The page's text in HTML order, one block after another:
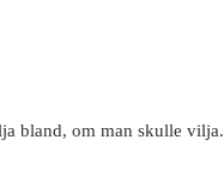
bland, om man skulle vilja.